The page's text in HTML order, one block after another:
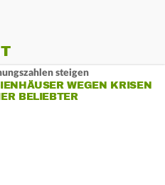
steigen
WEGEN KRISEN
BELIEBTER